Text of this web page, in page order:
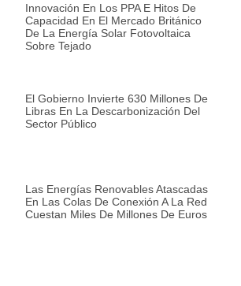
Innovación En Los PPA E Hitos De
Capacidad En El Mercado Británico
De La Energía Solar Fotovoltaica
Sobre Tejado
El Gobierno Invierte 630 Millones De
Libras En La Descarbonización Del
Sector Público
Las Energías Renovables Atascadas
En Las Colas De Conexión A La Red
Cuestan Miles De Millones De Euros